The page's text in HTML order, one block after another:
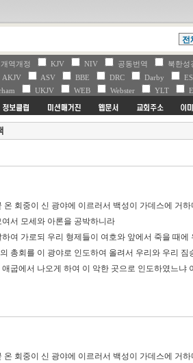
개역개정 KJV NIV 공동번역 북한성
AKJV
ASV BBE DRC Darby
UKJV WEB Webster YLT
온 회중이 신 광야에 이르러서 백성이 가데스에 거
서 모세와 아론을 공박하니라
여 가로되 우리 형제들이 여호와 앞에서 죽을 때
총회를 이 광야로 인도하여 올려서 우리와 우리
굽에서 나오게 하여 이 악한 곳으로 인도하였느
온 회중이 신 광야에 이르러서 백성이 가데스에 거